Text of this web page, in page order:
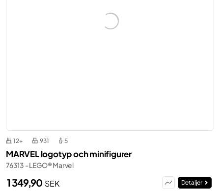
12+ 931 5
MARVEL logotyp och minifigurer
76313 - LEGO® Marvel
1 349,90 SEK Detaljer